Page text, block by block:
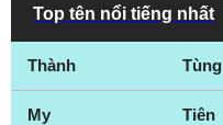
Top tên nổi tiếng nhất
Thành Tùng
My Tiên